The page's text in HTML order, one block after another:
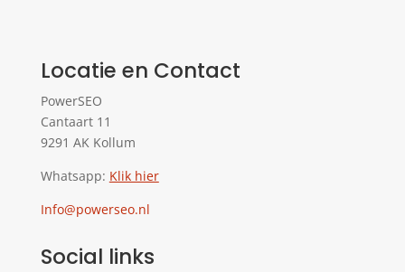
Locatie en Contact
PowerSEO
Cantaart 11
9291 AK Kollum
Whatsapp: Klik hier
Info@powerseo.nl
Social links